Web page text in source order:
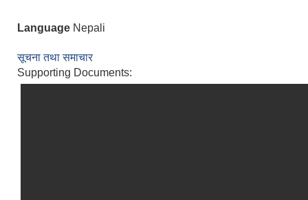
Language Nepali
सूचना तथा समाचार
Supporting Documents: